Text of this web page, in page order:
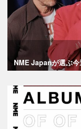
NME Japanが選ぶ